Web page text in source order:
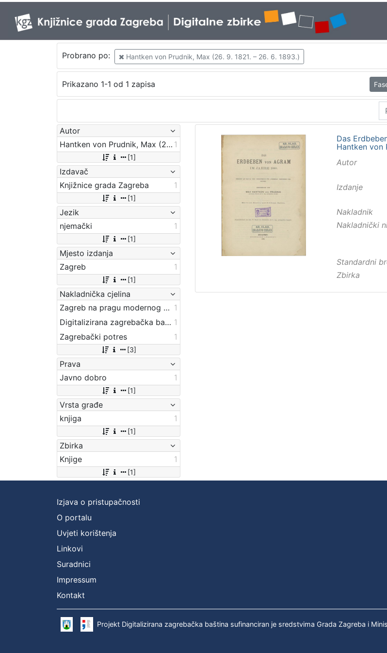
Probrano po: Hantken von Prudnik, Max (26. 9. 1821. – 26. 6. 1893.)
Prikazano 1-1 od 1 zapisa
Autor
Hantken von Prudnik, Max (26. 9. 1821. – 26. 6. 1893.) 1
[1]
Izdavač
Knjižnice grada Zagreba
1
[1]
Jezik
njemački
1
[1]
Mjesto izdanja
Zagreb
1
[1]
Nakladnička cjelina
Zagreb na pragu modernog doba 1
Digitalizirana zagrebačka baština 1
Zagrebački potres
1
[3]
Prava
Javno dobro
1
[1]
Vrsta građe
knjiga
1
[1]
Zbirka
Knjige
1
[1]
Das
Hantken von
Autor
Izdanje
Nakladnik
Nakladnički
Standardni
Zbirka
Izjava o pristupačnosti
O portalu
Uvjeti korištenja
Linkovi
Suradnici
Impressum
Kontakt
Projekt Digitalizirana zagrebačka baština sufinanciran je sredstvima Grada Zagreba i